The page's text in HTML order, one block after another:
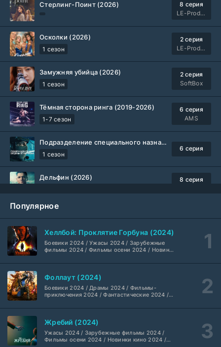
Стерлинг-Поинт (2026)
8 серия
LE-Production
Осколки (2026)
1 сезон
2 серия
LE-Production
Замужняя убийца (2026)
1 сезон
2 серия
SoftBox
Тёмная сторона ринга (2019-2026)
1-7 сезон
6 серия
AMS
Подразделение специального назначения (2026)
1 сезон
6 серия
Дельфин (2026)
8 серия
Шугар (2026)
Укрытие (2026)
1-3 сезон
5 серия
HDrezka Studio
Мыс страха (2026)
1 сезон
Dragon Money Studio
Популярное
Хеллбой: Проклятие Горбуна (2024)
Боевики 2024 / Ужасы 2024 / Зарубежные
фильмы 2024 / Фильмы осени 2024 / Новинки
2024 / Американские фильмы / Фильмы
высоким рейтингом / Интересные фильмы /
Крутые фильмы / Популярные фильмы
Фоллаут (2024)
Боевики 2024 / Драмы 2024 / Фильмы-
приключения 2024 / Фантастические 2024 /
смотреть / Сериалы в 4K UHD / Американские
Жребий (2024)
Ужасы 2024 / Зарубежные фильмы 2024 /
Фильмы осени 2024 / Новинки кино 2024 /